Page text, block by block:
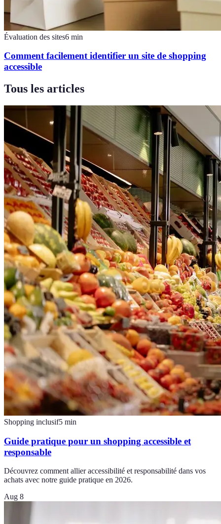
Évaluation des sites6 min
Comment facilement identifier un site de shopping
accessible
Tous les articles
Shopping inclusif5 min
Guide pratique pour un shopping accessible et
responsable
Découvrez comment allier accessibilité et responsabilité dans vos
achats avec notre guide pratique en 2026.
Aug 8